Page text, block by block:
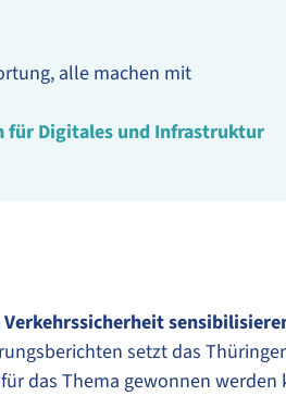
alle machen mit
für Digitales und Infrastruktur
setzt das
das Thema gewonnen werden